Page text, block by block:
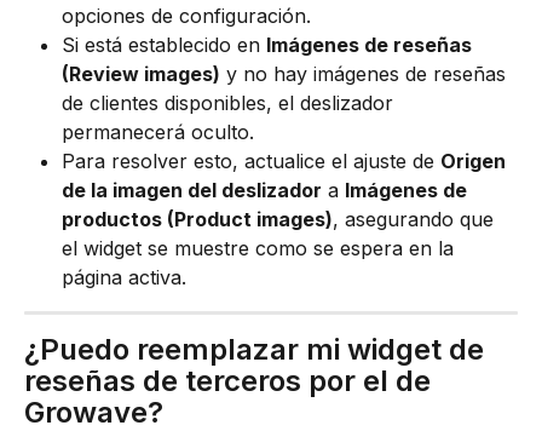
opciones de configuración.
Si está establecido en Imágenes de reseñas
(Review images) y no hay imágenes de reseñas
de clientes disponibles, el deslizador
permanecerá oculto.
Para resolver esto, actualice el ajuste de Origen
de la imagen del deslizador a Imágenes de
productos (Product images), asegurando que
el widget se muestre como se espera en la
página activa.
¿Puedo reemplazar mi widget de
reseñas de terceros por el de
Growave?